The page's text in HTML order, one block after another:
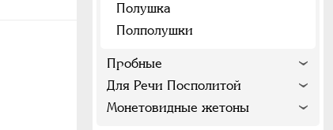
Полушка
Полполушки
Пробные
Для Речи Посполитой
Монетовидные жетоны